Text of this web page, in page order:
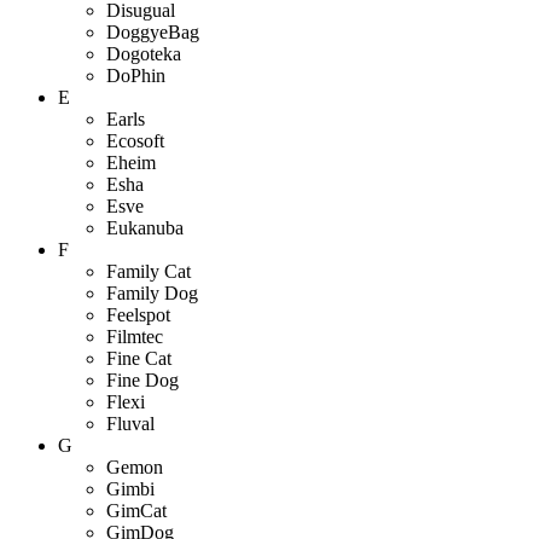
Disugual
DoggyeBag
Dogoteka
DoPhin
E
Earls
Ecosoft
Eheim
Esha
Esve
Eukanuba
F
Family Cat
Family Dog
Feelspot
Filmtec
Fine Cat
Fine Dog
Flexi
Fluval
G
Gemon
Gimbi
GimCat
GimDog